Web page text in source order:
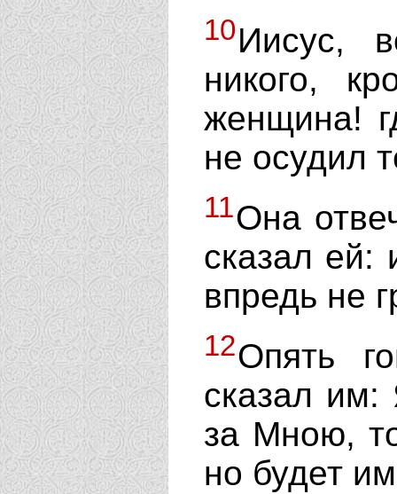
10Иисус,
никого,
женщина!
не осудил
11Она
сказал
впредь не
12Опять
сказал им:
за Мною,
но будет